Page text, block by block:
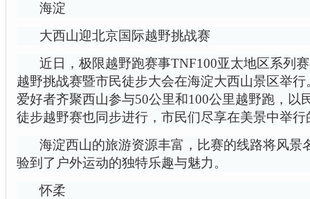
海淀
大西山迎北京国际越野挑战赛
近日，极限越野跑赛事TNF100亚太地区系列
越野挑战赛暨市民徒步大会在海淀大西山景区举
爱好者齐聚西山参与50公里和100公里越野跑，以
徒步越野赛也同步进行，市民们尽享在美景中举行
海淀西山的旅游资源丰富，比赛的线路将风景
验到了户外运动的独特乐趣与魅力。
怀柔